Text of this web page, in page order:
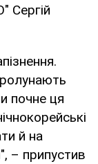
Сергій
почне ця
й на
– припустив